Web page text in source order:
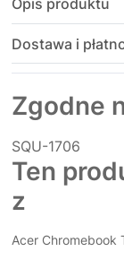
Opis produktu
Dostawa i
Zgodne
SQU-1706
Ten
z
Acer Chromebook